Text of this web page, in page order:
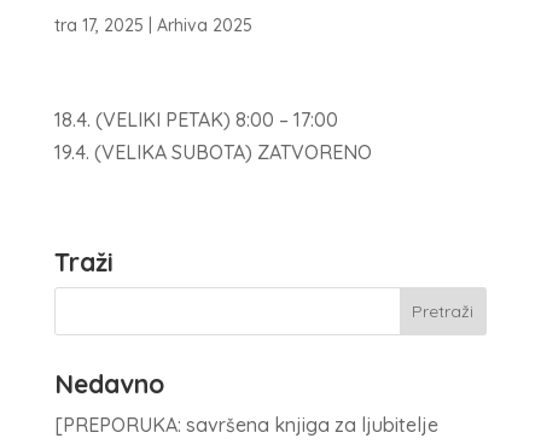
tra 17, 2025 Arhiva 2025
18.4. (VELIKI PETAK) 8:00 – 17:00
19.4. (VELIKA SUBOTA) ZATVORENO
Traži
Nedavno
[PREPORUKA: savršena knjiga za ljubitelje